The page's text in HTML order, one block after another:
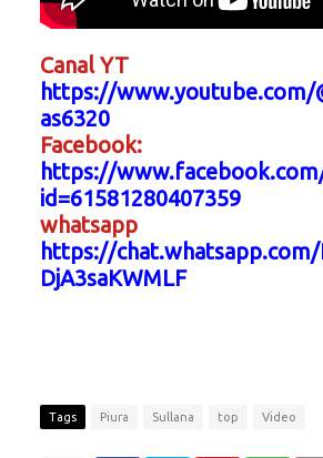
Canal YT
https://www.youtube.com/
as6320
Facebook:
https://
id=61581280407359
whatsapp
https://
DjA3saKWMLF
Tags Piura Sullana top Video